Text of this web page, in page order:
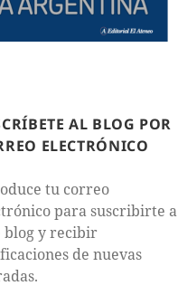
AL BLOG POR
ELECTRÓNICO
tu correo
para suscribirte a
blog y recibir
de nuevas